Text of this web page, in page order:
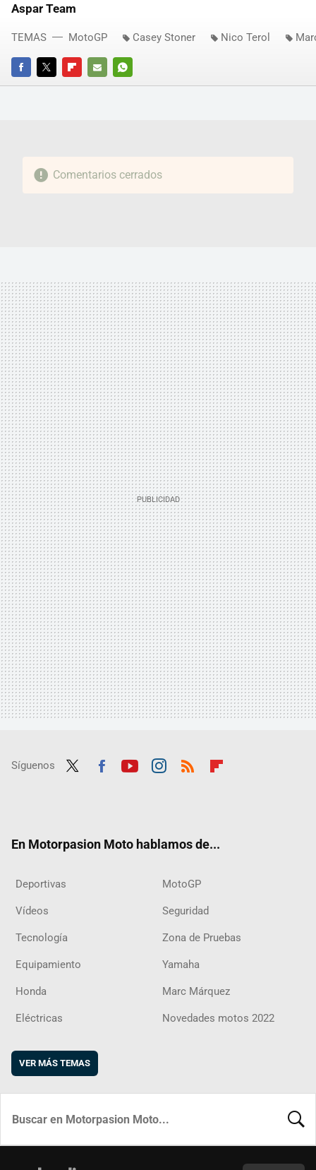
Aspar Team
FACEBOOKTWITTERFLIPBOARD
E-
WHATSAPP
TEMAS MotoGP Casey Stoner Nico Terol
Comentarios cerrados
Síguenos
En Motorpasion Moto hablamos de...
Deportivas MotoGP
Vídeos Seguridad
Tecnología Zona de Pruebas
Equipamiento Yamaha
Honda Marc Márquez
Eléctricas Novedades motos 2022
VER MÁS TEMAS